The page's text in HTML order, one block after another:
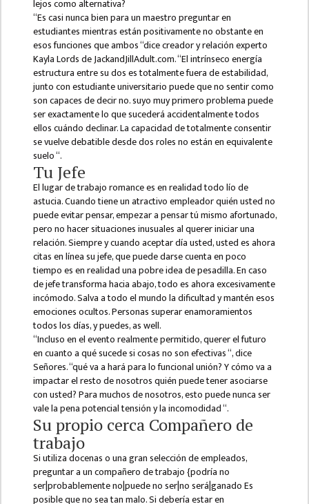
& STUDENTS
ASSISTANCE
COMMITTEE
EMIS UNIT
RESEARCH
MANAGEMENT
EDUCATIONAL
CONSULTANT
OTHER
COMMITTEE &
EXAMINATION
MANAGEMENT
COMMITTEE
LIBRARY
MANAGEMENT
COMMITTEE
COMPUTER
MANAGEMENT
PRACTICE
TEACHING
MANAGEMENT
DEPARTMENT
lejos como alternativa?
“Es casi nunca bien para un maestro preguntar en
estudiantes mientras están positivamente no obstante en
esos funciones que ambos “dice creador y relación experto
Kayla Lords de JackandJillAdult.com. “El intrínseco energía
estructura entre su dos es totalmente fuera de estabilidad,
junto con estudiante universitario puede que no sentir como
son capaces de decir no. suyo muy primero problema puede
ser exactamente lo que sucederá accidentalmente todos
ellos cuándo declinar. La capacidad de totalmente consentir
se vuelve debatible desde dos roles no están en equivalente
suelo “.
Tu Jefe
El lugar de trabajo romance es en realidad todo lío de
astucia. Cuando tiene un atractivo empleador quién usted no
puede evitar pensar, empezar a pensar tú mismo afortunado,
pero no hacer situaciones inusuales al querer iniciar una
relación. Siempre y cuando aceptar día usted, usted es ahora
citas en línea su jefe, que puede darse cuenta en poco
tiempo es en realidad una pobre idea de pesadilla. En caso
de jefe transforma hacia abajo, todo es ahora excesivamente
incómodo. Salva a todo el mundo la dificultad y mantén esos
emociones ocultos. Personas superar enamoramientos
todos los días, y puedes, as well.
“Incluso en el evento realmente permitido, querer el futuro
en cuanto a qué sucede si cosas no son efectivas“, dice
Señores. “qué va a hará para lo funcional unión? Y cómo va a
impactar el resto de nosotros quién puede tener asociarse
con usted? Para muchos de nosotros, esto puede nunca ser
vale la pena potencial tensión y la incomodidad “.
Su propio cerca Compañero de
trabajo
Si utiliza docenas o una gran selección de empleados,
preguntar a un compañero de trabajo {podría no
ser|probablemente no|puede no ser|no será|ganado Es
posible que no sea tan malo. Si debería estar en